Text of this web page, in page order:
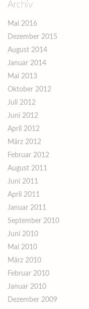
Archiv
Mai 2016
Dezember 2015
August 2014
Januar 2014
Mai 2013
Oktober 2012
Juli 2012
Juni 2012
April 2012
März 2012
Februar 2012
August 2011
Juni 2011
April 2011
Januar 2011
September 2010
Juni 2010
Mai 2010
März 2010
Februar 2010
Januar 2010
Dezember 2009